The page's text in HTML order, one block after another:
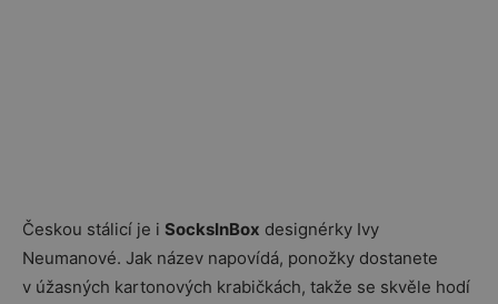
Českou stálicí je i SocksInBox designérky Ivy
Neumanové. Jak název napovídá, ponožky dostanete
v úžasných kartonových krabičkách, takže se skvěle hodí